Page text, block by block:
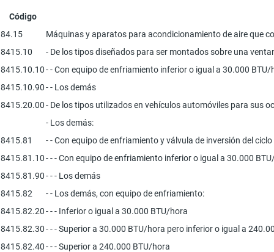
Código
84.15
Máquinas y aparatos para acondicionamiento de aire que
8415.10
- De los tipos diseñados para ser montados sobre una
8415.10.10- - Con equipo de enfriamiento inferior o igual a 30.000 BTU/
8415.10.90- - Los demás
8415.20.00- De los tipos utilizados en vehículos automóviles para sus
- Los demás:
8415.81
- - Con equipo de enfriamiento y válvula de inversión del
8415.81.10- - - Con equipo de enfriamiento inferior o igual a 30.000
8415.81.90- - - Los demás
8415.82
- - Los demás, con equipo de enfriamiento:
8415.82.20- - - Inferior o igual a 30.000 BTU/hora
8415.82.30- - - Superior a 30.000 BTU/hora pero inferior o igual a
8415.82.40- - - Superior a 240.000 BTU/hora